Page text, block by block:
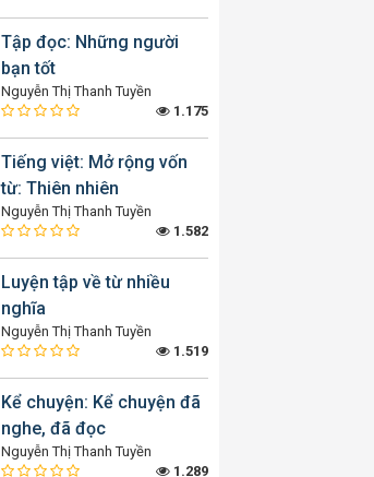
Tập đọc: Những người
bạn tốt
Nguyễn Thị Thanh Tuyền
1.175
Tiếng việt: Mở rộng vốn
từ: Thiên nhiên
Nguyễn Thị Thanh Tuyền
1.582
Luyện tập về từ nhiều
nghĩa
Nguyễn Thị Thanh Tuyền
1.519
Kể chuyện: Kể chuyện đã
nghe, đã đọc
Nguyễn Thị Thanh Tuyền
1.289